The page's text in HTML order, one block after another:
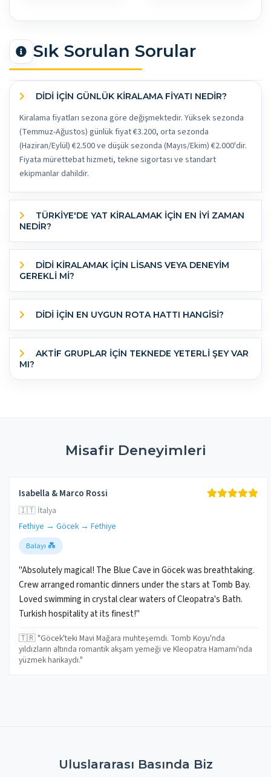
Sık Sorulan Sorular
DIDI İÇİN GÜNLÜK KİRALAMA FİYATI NEDİR?
Kiralama fiyatları sezona göre değişmektedir. Yüksek sezonda
(Temmuz-Ağustos) günlük fiyat €3.200, orta sezonda
(Haziran/Eylül) €2.500 ve düşük sezonda (Mayıs/Ekim) €2.000'dir.
Fiyata mürettebat hizmeti, tekne sigortası ve standart
ekipmanlar dahildir.
NEDİR?
GEREKLİ Mİ?
DIDI IÇIN EN UYGUN ROTA HATTI HANGISI?
MI?
Misafir Deneyimleri
Isabella & Marco Rossi
🇮🇹 İtalya
Fethiye → Göcek → Fethiye
Balayı 💑
"Absolutely magical! The Blue Cave in Göcek was breathtaking.
Crew arranged romantic dinners under the stars at Tomb Bay.
Loved swimming in crystal clear waters of Cleopatra's Bath.
Turkish hospitality at its finest!"
🇹🇷 "Göcek'teki Mavi Mağara muhteşemdi. Tomb Koyu'nda
yıldızların altında romantik akşam yemeği ve Kleopatra Hamamı'nda
yüzmek harikaydı."
Uluslararası Basında Biz